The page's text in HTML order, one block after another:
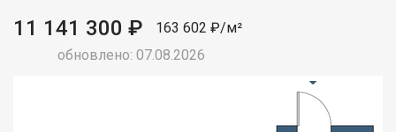
11 141 300 ₽
163 602 ₽/м²
обновлено: 07.08.2026